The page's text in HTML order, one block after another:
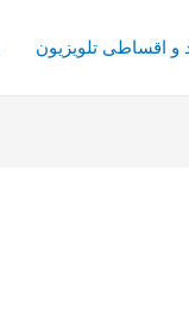
و اقساطی تلویزیون